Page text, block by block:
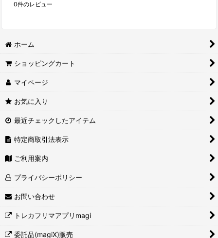
0件のレビュー
ホーム
ショッピングカート
マイページ
お気に入り
最近チェックしたアイテム
特定商取引法表示
ご利用案内
プライバシーポリシー
お問い合わせ
トレカフリマアプリmagi
委託品(magiX)販売